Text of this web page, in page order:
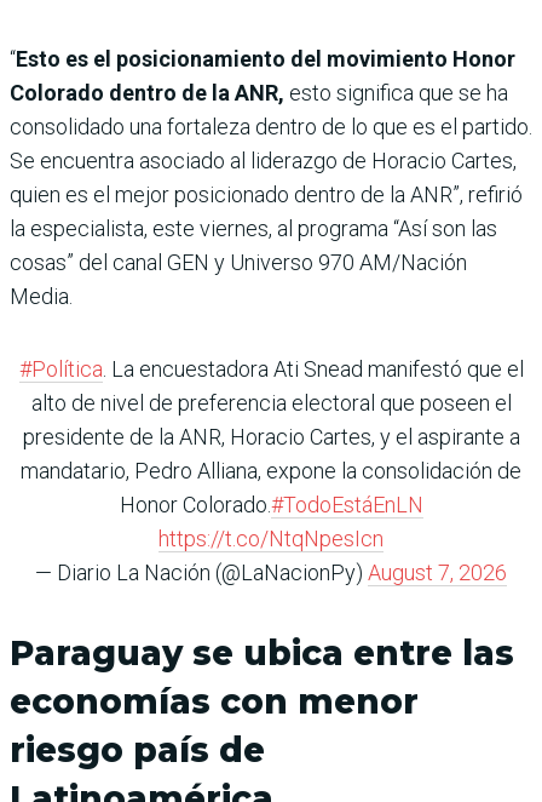
“Esto es el posicionamiento del movimiento Honor
Colorado dentro de la ANR, esto significa que se ha
consolidado una fortaleza dentro de lo que es el partido.
Se encuentra asociado al liderazgo de Horacio Cartes,
quien es el mejor posicionado dentro de la ANR”, refirió
la especialista, este viernes, al programa “Así son las
cosas” del canal GEN y Universo 970 AM/Nación
Media.
#Política . La encuestadora Ati Snead manifestó que el
alto de nivel de preferencia electoral que poseen el
presidente de la ANR, Horacio Cartes, y el aspirante a
mandatario, Pedro Alliana, expone la consolidación de
Honor Colorado.#TodoEstáEnLN
https://t.co/NtqNpesIcn
— Diario La Nación (@LaNacionPy) August 7, 2026
Paraguay se ubica entre las
economías con menor
riesgo país de